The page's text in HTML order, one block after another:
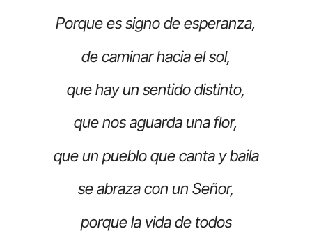
Porque es signo de esperanza,
de caminar hacia el sol,
que hay un sentido distinto,
que nos aguarda una flor,
que un pueblo que canta y baila
se abraza con un Señor,
porque la vida de todos